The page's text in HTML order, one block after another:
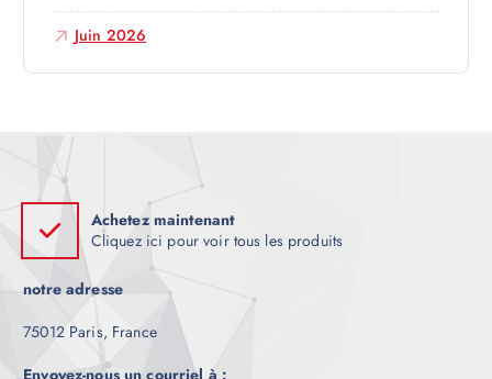
e
Juin 2026
Achetez maintenant
Cliquez ici pour voir tous les produits
notre adresse
75012 Paris, France